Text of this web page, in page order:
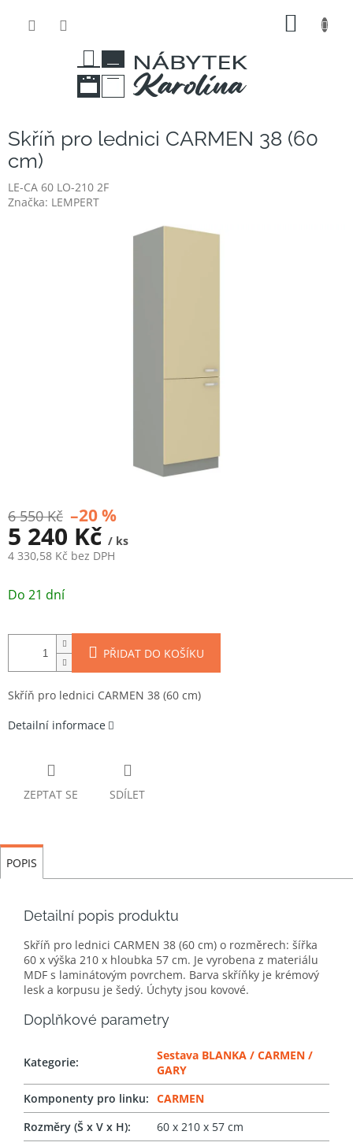
Skříň pro lednici CARMEN 38 (60
cm)
LE-CA 60 LO-210 2F
Značka: LEMPERT
6 550 Kč –20 %
5 240 Kč / ks
4 330,58 Kč bez DPH
cena:
Do 21 dní
PŘIDAT DO KOŠÍKU
Skříň pro lednici CARMEN 38 (60 cm)
Detailní informace
ZEPTAT SE SDÍLET
POPIS
Detailní popis produktu
Skříň pro lednici CARMEN 38 (60 cm) o rozměrech: šířka
60 x výška 210 x hloubka 57 cm. Je vyrobena z materiálu
MDF s laminátovým povrchem. Barva skříňky je krémový
lesk a korpusu je šedý. Úchyty jsou kovové.
Doplňkové parametry
Kategorie:
Sestava BLANKA / CARMEN /
GARY
Komponenty pro linku: CARMEN
Rozměry (Š x V x H):
60 x 210 x 57 cm